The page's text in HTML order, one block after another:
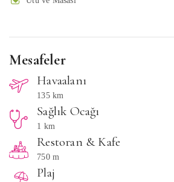
Mesafeler
Havaalanı
135 km
Sağlık Ocağı
1 km
Restoran & Kafe
750 m
Plaj